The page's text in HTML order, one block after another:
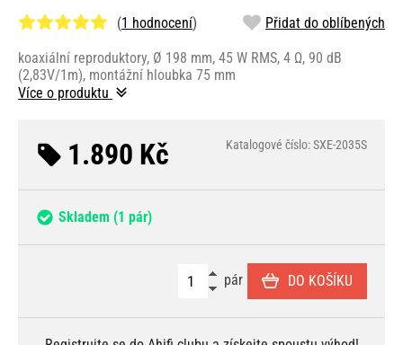
(1 hodnocení) Přidat do oblíbených
koaxiální reproduktory, Ø 198 mm, 45 W RMS, 4 Ω, 90 dB
(2,83V/1m), montážní hloubka 75 mm
Více o produktu
1.890 Kč Katalogové číslo: SXE-2035S
Skladem (1 pár)
pár DO KOŠÍKU